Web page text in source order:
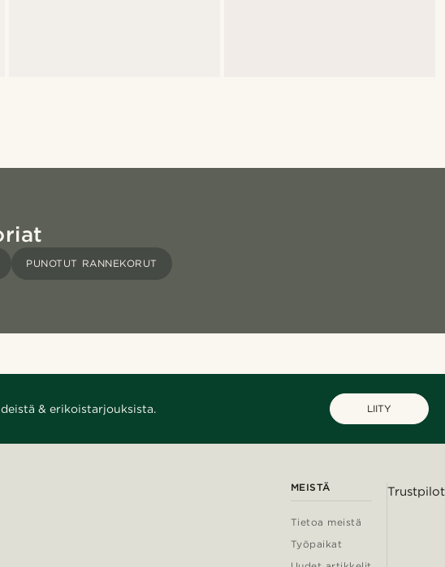
PUNOTUT RANNEKORUT
& erikoistarjouksista. LIITY
MEISTÄ
Tietoa meistä
Työpaikat
Trustpilot